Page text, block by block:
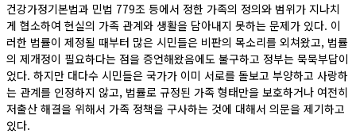
건강가정기본법과 민법 779조 등에서 정한 가족의 정의와 범위가 지나치
게 협소하여 현실의 가족 관계와 생활을 담아내지 못하는 문제가 있다. 이
러한 법률이 제정될 때부터 많은 시민들은 비판의 목소리를 외쳐왔고, 법률
의 제개정이 필요하다는 점을 증언해왔음에도 불구하고 정부는 묵묵부답이
었다. 하지만 대다수 시민들은 국가가 이미 서로를 돌보고 부양하고 사랑하
는 관계를 인정하지 않고, 법률로 규정된 가족 형태만을 보호하거나 여전히
저출산 해결을 위해서 가족 정책을 구사하는 것에 대해서 의문을 제기하고
있다.